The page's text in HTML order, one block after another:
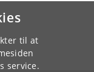
til at
service.